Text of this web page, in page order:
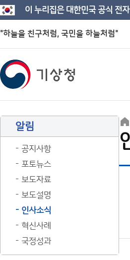
이 누리집은 대한민국 공식 전
"하늘을 친구처럼, 국민을 하늘처럼"
알림
공지사항
포토뉴스
보도자료
보도설명
인사소식
혁신사례
국정성과